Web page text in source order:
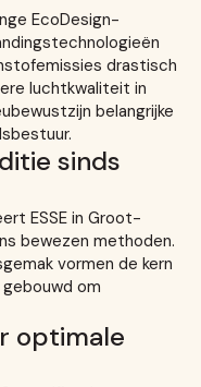
EcoDesign-
drastisch
luchtkwaliteit in
belangrijke
sinds
ESSE in Groot-
bewezen methoden.
vormen de kern
gebouwd om
optimale